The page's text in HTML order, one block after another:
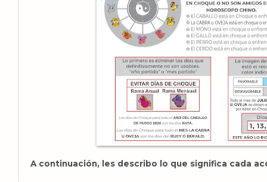
A continuación, les describo lo que significa cada